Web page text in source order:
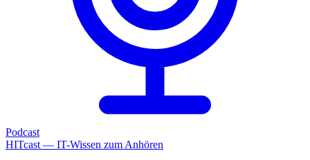
Podcast
HITcast — IT-Wissen zum Anhören